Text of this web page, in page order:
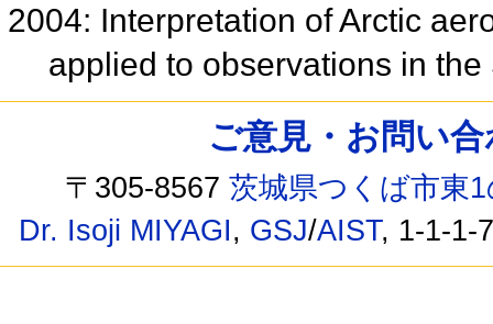
2004: Interpretation of Arctic
applied to observations in
ご意見・お問い
〒305-8567茨城県つくば市東
Dr. Isoji MIYAGI, GSJ/AIST, 1-1-1-